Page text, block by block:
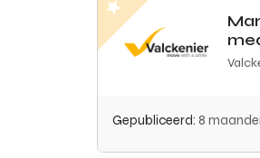
Gepubliceerd: 8